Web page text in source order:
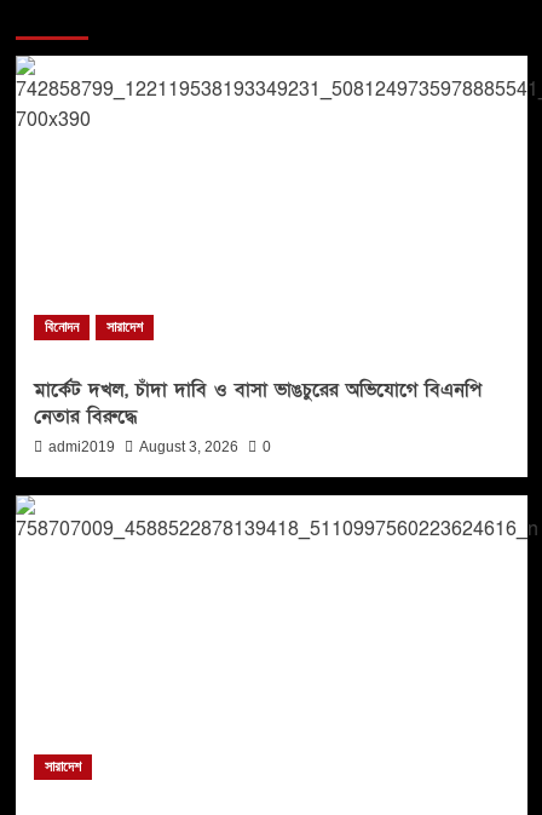
বিনোদন সারাদেশ
মার্কেট দখল, চাঁদা দাবি ও বাসা ভাঙচুরের অভিযোগে বিএনপি
নেতার বিরুদ্ধে
admi2019 August 3, 2026 0
সারাদেশ